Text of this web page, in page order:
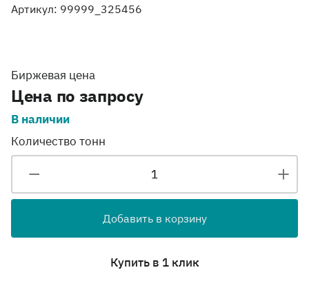
Артикул: 99999_325456
Биржевая цена
Цена по запросу
В наличии
Количество тонн
Добавить в корзину
Купить в 1 клик